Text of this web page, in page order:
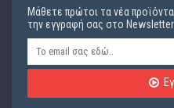
Μάθετε πρώτοι τα νέα
την εγγραφή σας στο